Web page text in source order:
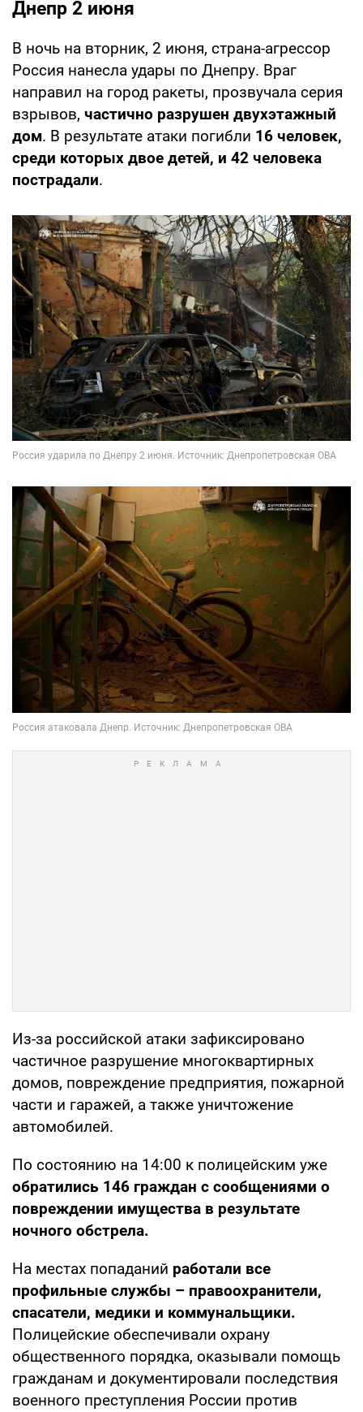
Днепр 2 июня
В ночь на вторник, 2 июня, страна-агрессор
Россия нанесла удары по Днепру. Враг
направил на город ракеты, прозвучала серия
взрывов, частично разрушен двухэтажный
дом. В результате атаки погибли 16 человек,
среди которых двое детей, и 42 человека
пострадали.
Из-за российской атаки зафиксировано
частичное разрушение многоквартирных
домов, повреждение предприятия, пожарной
части и гаражей, а также уничтожение
автомобилей.
По состоянию на 14:00 к полицейским уже
обратились 146 граждан с сообщениями о
повреждении имущества в результате
ночного обстрела.
На местах попаданий работали все
профильные службы – правоохранители,
спасатели, медики и коммунальщики.
Полицейские обеспечивали охрану
общественного порядка, оказывали помощь
гражданам и документировали последствия
военного преступления России против